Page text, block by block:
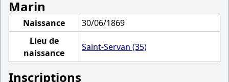
Marin
Naissance
30/06/1869
Lieu de
naissance
Saint-Servan (35)
Inscriptions